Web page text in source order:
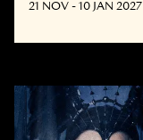
21 NOV - 10 JAN 2027